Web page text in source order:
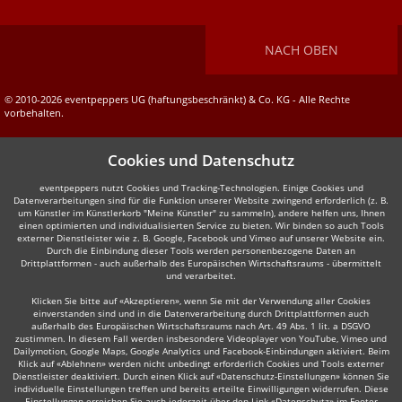
NACH OBEN
© 2010-2026 eventpeppers UG (haftungsbeschränkt) & Co. KG - Alle Rechte
vorbehalten.
Cookies und Datenschutz
eventpeppers nutzt Cookies und Tracking-Technologien. Einige Cookies und
Datenverarbeitungen sind für die Funktion unserer Website zwingend erforderlich (z. B.
um Künstler im Künstlerkorb "Meine Künstler" zu sammeln), andere helfen uns, Ihnen
einen optimierten und individualisierten Service zu bieten. Wir binden so auch Tools
externer Dienstleister wie z. B. Google, Facebook und Vimeo auf unserer Website ein.
Durch die Einbindung dieser Tools werden personenbezogene Daten an
Drittplattformen - auch außerhalb des Europäischen Wirtschaftsraums - übermittelt
und verarbeitet.
Klicken Sie bitte auf «Akzeptieren», wenn Sie mit der Verwendung aller Cookies
einverstanden sind und in die Datenverarbeitung durch Drittplattformen auch
außerhalb des Europäischen Wirtschaftsraums nach Art. 49 Abs. 1 lit. a DSGVO
zustimmen. In diesem Fall werden insbesondere Videoplayer von YouTube, Vimeo und
Dailymotion, Google Maps, Google Analytics und Facebook-Einbindungen aktiviert. Beim
Klick auf «Ablehnen» werden nicht unbedingt erforderlich Cookies und Tools externer
Dienstleister deaktiviert. Durch einen Klick auf «Datenschutz-Einstellungen» können Sie
individuelle Einstellungen treffen und bereits erteilte Einwilligungen widerrufen. Diese